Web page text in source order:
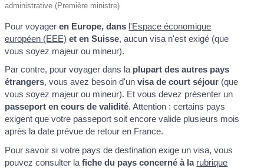
administrative (Première ministre)
Pour voyageren Europe, dans l'Espace économique
européen (EEE) et en Suisse, aucun visa n'est exigé (que
vous soyez majeur ou mineur).
Par contre, pour voyager dans la plupart des autres pays
étrangers, vous avez besoin d'un visa de court séjour (que
vous soyez majeur ou mineur). Et vous devez présenter un
passeport en cours de validité. Attention : certains pays
exigent que votre passeport soit encore valide plusieurs mois
après la date prévue de retour en France.
Pour savoir si votre pays de destination exige un visa, vous
pouvez consulter lafiche du pays concerné à la rubrique